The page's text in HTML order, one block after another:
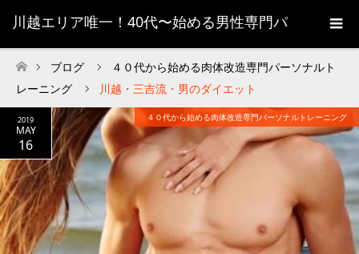
川越エリア唯一！40代〜始める男性専門パ
ーソナルトレーニング
ホーム
ブログ
４０代から始める肉体改造専門パーソナルト
レーニング
川越・三吉流・男のダイエット
2019
MAY
16
４０代から始める肉体改造専門パーソナルトレーニング